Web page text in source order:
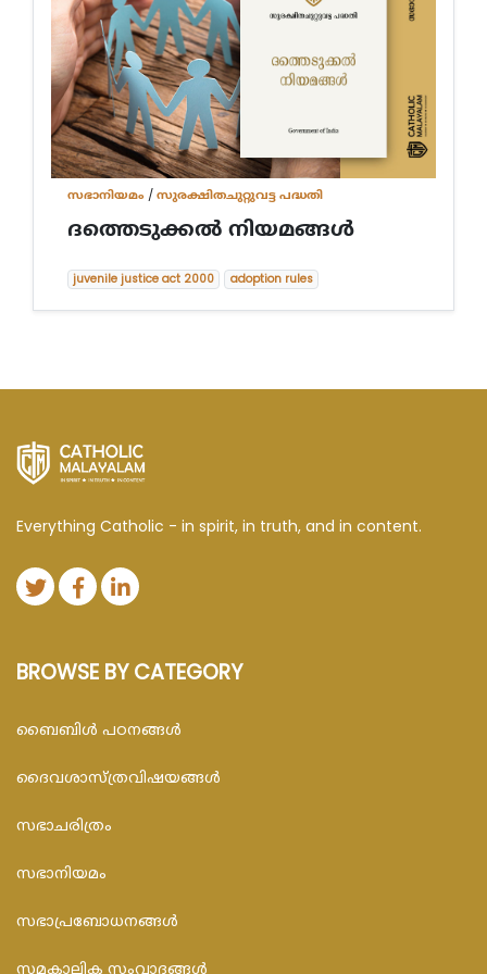
സഭാനിയമം /സുരക്ഷിതചുറ്റുവട്ട പദ്ധതി
ദത്തെടുക്കല്‍ നിയമങ്ങള്‍
juvenile justice act 2000 adoption rules
Everything Catholic - in spirit, in truth, and in content.
BROWSE BY CATEGORY
ബൈബിള്‍ പഠനങ്ങള്‍
ദൈവശാസ്ത്രവിഷയങ്ങള്‍
സഭാചരിത്രം
സഭാനിയമം
സഭാപ്രബോധനങ്ങള്‍
സമകാലിക സംവാദങ്ങൾ